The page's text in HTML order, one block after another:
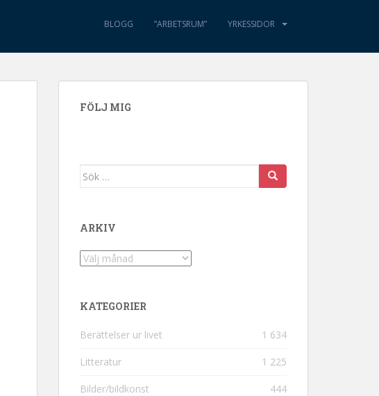
BLOGG ”ARBETSRUM” YRKESSIDOR
FÖLJ MIG
Sök efter:
ARKIV
Arkiv
KATEGORIER
Berättelser ur livet 1 634
Litteratur 1 225
Bilder/bildkonst 444